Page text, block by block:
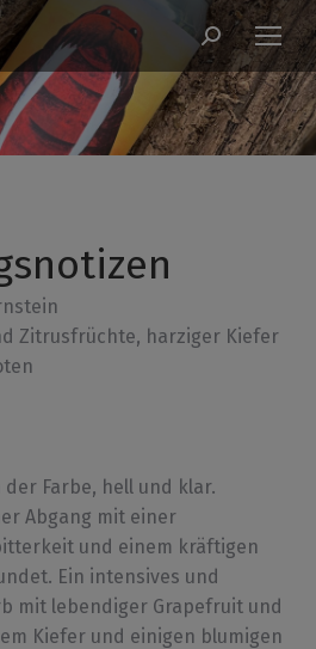
Search:
sich hier:
Zitrusfrüchte, harziger Kiefer
Farbe, hell und klar.
Abgang mit einer
und einem kräftigen
Ein intensives und
mit lebendiger Grapefruit und
Kiefer und einigen blumigen